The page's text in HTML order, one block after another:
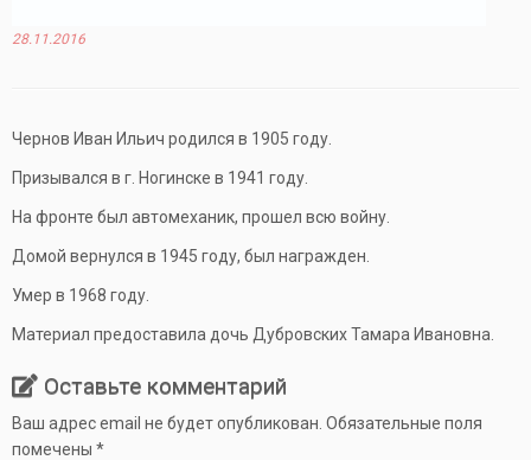
28.11.2016
Чернов Иван Ильич родился в 1905 году.
Призывался в г. Ногинске в 1941 году.
На фронте был автомеханик, прошел всю войну.
Домой вернулся в 1945 году, был награжден.
Умер в 1968 году.
Материал предоставила дочь Дубровских Тамара Ивановна.
Оставьте комментарий
Ваш адрес email не будет опубликован. Обязательные поля
помечены *